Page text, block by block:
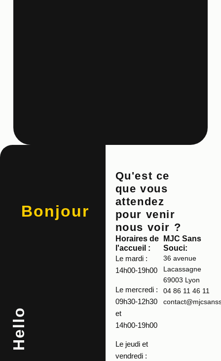
Qu'est ce
que vous
attendez
pour venir
nous voir ?
Horaires de
l'accueil :
Le mardi :
14h00-19h00
Le mercredi :
09h30-12h30
et
14h00-19h00
Le jeudi et
vendredi :
MJC Sans
Souci:
36 avenue
Lacassagne
69003 Lyon
04 86 11 46 11
Bonjour
Hello